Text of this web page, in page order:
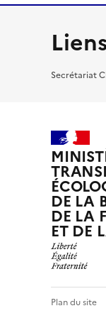
Secrétariat
DE LA
DE LA
ET DE
Plan du site